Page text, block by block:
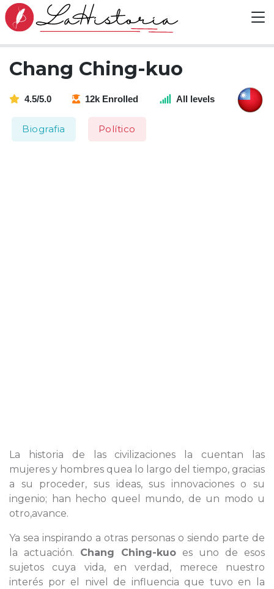
Chang Ching-kuo
4.5/5.0 12k Enrolled All levels
Biografia Político
La historia de las civilizaciones la cuentan las
mujeres y hombres quea lo largo del tiempo, gracias
a su proceder, sus ideas, sus innovaciones o su
ingenio; han hecho queel mundo, de un modo u
otro,avance.
Ya sea inspirando a otras personas o siendo parte de
la actuación. Chang Ching-kuo es uno de esos
sujetos cuya vida, en verdad, merece nuestro
interés por el nivel de influencia que tuvo en la